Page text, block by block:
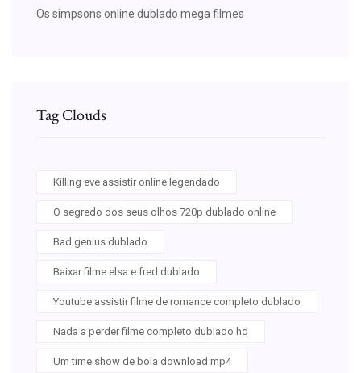
Os simpsons online dublado mega filmes
Tag Clouds
Killing eve assistir online legendado
O segredo dos seus olhos 720p dublado online
Bad genius dublado
Baixar filme elsa e fred dublado
Youtube assistir filme de romance completo dublado
Nada a perder filme completo dublado hd
Um time show de bola download mp4